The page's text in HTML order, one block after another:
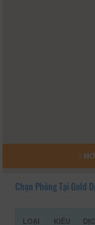
Chọn Phòng Tại Gold
LOẠI
KIỂU